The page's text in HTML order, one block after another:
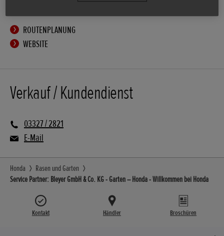
ROUTENPLANUNG
WEBSITE
Verkauf / Kundendienst
03327 / 2821
E-Mail
Honda
Rasen und Garten
Service Partner: Bleyer GmbH & Co. KG - Garten – Honda - Willkommen bei Honda
Kontakt Händler Broschüren